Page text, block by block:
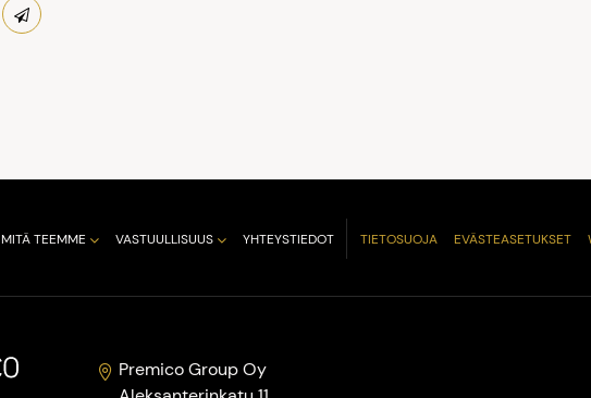
MITÄ TEEMME VASTUULLISUUS YHTEYSTIEDOT TIETOSUOJA EVÄSTEASETUKSET
Premico Group Oy